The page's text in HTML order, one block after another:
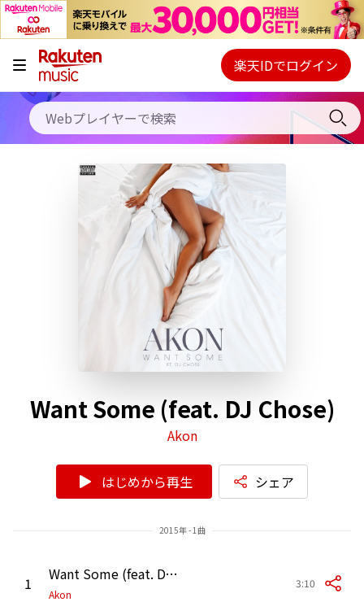
キャンペーン
料金プラン
使い方
初回30日間無料お試し
Webプレイヤー
ご契約内容の確認・変更
楽天IDでログイン
Want Some (feat. DJ Chose)
Akon
はじめから再生 シェア
2015年 - 1曲
1 Want Some (feat. DJ Chose)
Akon
3:10